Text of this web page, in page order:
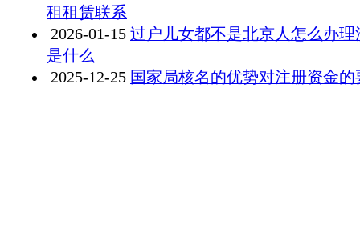
租租赁联系
2026-01-15 过户儿女都不是北京人怎么办理
是什么
2025-12-25 国家局核名的优势对注册资金的